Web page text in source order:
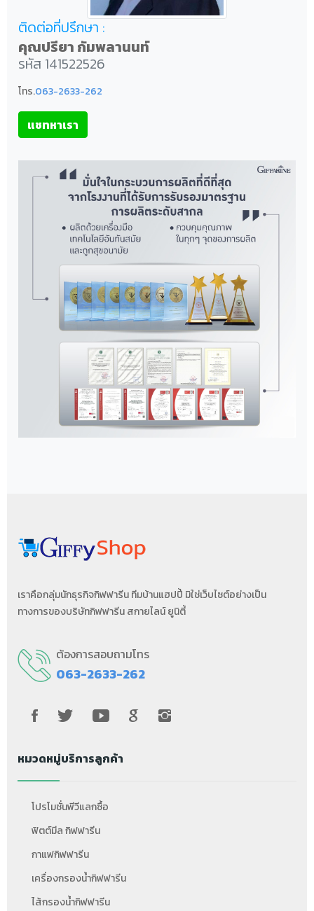
ติดต่อที่ปรึกษา :
คุณปรียา กัมพลานนท์
รหัส 141522526
โทร.063-2633-262
แชทหาเรา
เราคือกลุ่มนักธุรกิจกิฟฟารีน ทีมบ้านแฮปปี้ มิใช่เว็บไซต์อย่างเป็น
ทางการของบริษัทกิฟฟารีน สกายไลน์ ยูนิตี้
ต้องการสอบถามโทร
063-2633-262
หมวดหมู่บริการลูกค้า
โปรโมชั่นพีวีแลกซื้อ
ฟิตต์มีล กิฟฟารีน
กาแฟกิฟฟารีน
เครื่องกรองน้ำกิฟฟารีน
ไส้กรองน้ำกิฟฟารีน